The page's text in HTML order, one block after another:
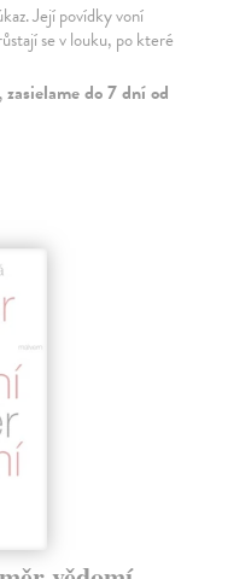
Její povídky voní
se v louku, po které
do 7 dní od